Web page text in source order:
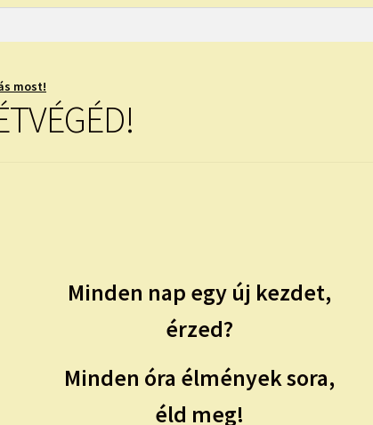
most!
Minden nap egy új kezdet,
érzed?
Minden óra élmények sora,
éld meg!